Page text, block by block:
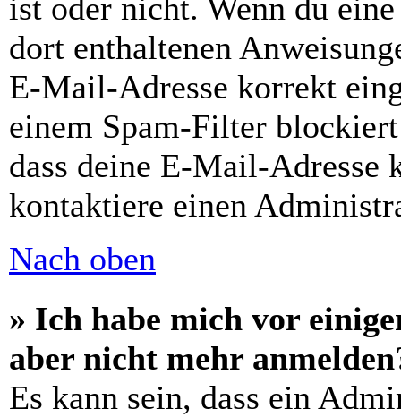
ist oder nicht. Wenn du
dort enthaltenen
E-Mail-Adresse korrekt
einem Spam-Filter
dass deine E-Mail-Adresse
kontaktiere einen
Nach oben
» Ich habe mich vor
aber nicht mehr
Es kann sein, dass ein